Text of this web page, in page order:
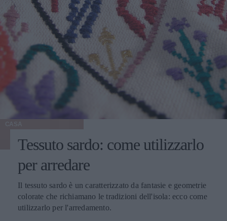
Tessuto sardo: come utilizzarlo
per arredare
Il tessuto sardo è un caratterizzato da fantasie e geometrie
colorate che richiamano le tradizioni dell'isola: ecco come
utilizzarlo per l'arredamento.